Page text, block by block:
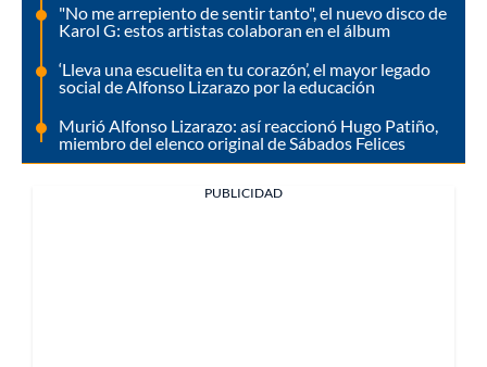
"No me arrepiento de sentir tanto", el nuevo disco de
Karol G: estos artistas colaboran en el álbum
‘Lleva una escuelita en tu corazón’, el mayor legado
social de Alfonso Lizarazo por la educación
Murió Alfonso Lizarazo: así reaccionó Hugo Patiño,
miembro del elenco original de Sábados Felices
PUBLICIDAD